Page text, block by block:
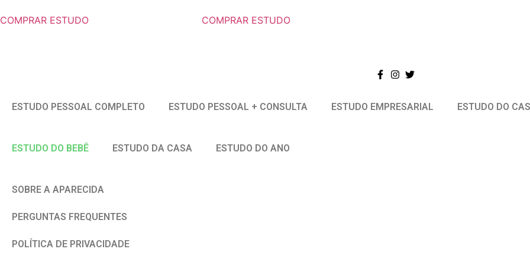
COMPRAR ESTUDO COMPRAR ESTUDO
ESTUDO PESSOAL COMPLETO ESTUDO PESSOAL + CONSULTA ESTUDO EMPRESARIAL ESTUDO DO
ESTUDO DO BEBÊ ESTUDO DA CASA ESTUDO DO ANO
SOBRE A APARECIDA
PERGUNTAS FREQUENTES
POLÍTICA DE PRIVACIDADE